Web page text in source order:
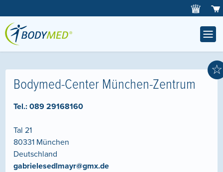
☆
Bodymed-Center München-Zentrum
Tel.:089 29168160
Tal 21
80331 München
Deutschland
gabrielesedlmayr@gmx.de